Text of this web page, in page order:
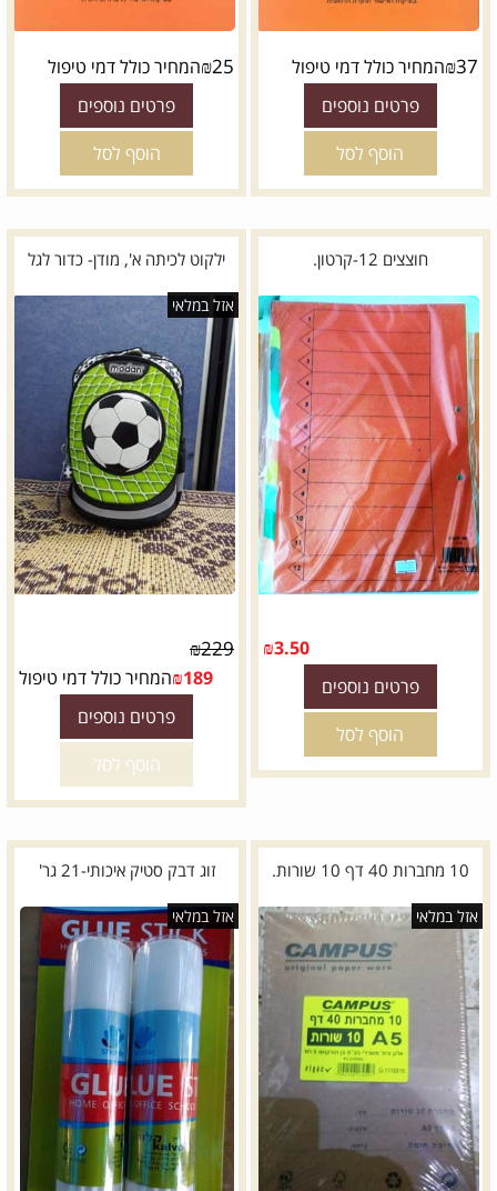
₪37 המחיר כולל דמי טיפול
פרטים נוספים
הוסף לסל
₪25 המחיר כולל דמי טיפול
פרטים נוספים
הוסף לסל
חוצצים 12-קרטון.
₪3.50
פרטים נוספים
הוסף לסל
ילקוט לכיתה א', מודן- כדור לגל
אזל במלאי
₪229
₪189 המחיר כולל דמי טיפול
פרטים נוספים
הוסף לסל
10 מחברות 40 דף 10 שורות.
אזל במלאי
זוג דבק סטיק איכותי-21 גר'
אזל במלאי